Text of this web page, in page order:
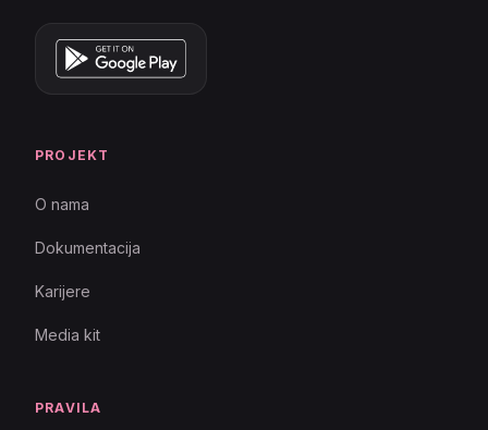
PROJEKT
O nama
Dokumentacija
Karijere
Media kit
PRAVILA